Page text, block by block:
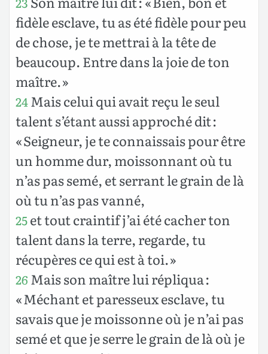
fidèle esclave, tu as été fidèle pour peu
de chose, je te mettrai à la tête de
beaucoup. Entre dans la joie de ton
maître. »
24Mais celui qui avait reçu le seul
talent s’étant aussi approché dit :
« Seigneur, je te connaissais pour être
un homme dur, moissonnant où tu
n’as pas semé, et serrant le grain de là
où tu n’as pas vanné,
25et tout craintif j’ai été cacher ton
talent dans la terre, regarde, tu
récupères ce qui est à toi. »
26 Mais son maître lui répliqua :
« Méchant et paresseux esclave, tu
savais que je moissonne où je n’ai pas
semé et que je serre le grain de là où je